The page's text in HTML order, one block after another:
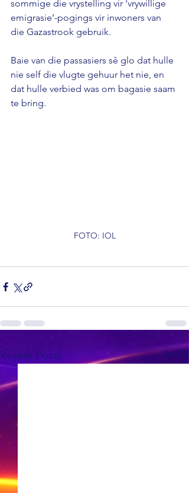
sommige die vrystelling vir ‘vrywillige
emigrasie’-pogings vir inwoners van
die Gazastrook gebruik.
Baie van die passasiers sê glo dat hulle
nie self die vlugte gehuur het nie, en
dat hulle verbied was om bagasie saam
te bring.
FOTO: IOL
Recent Posts See All